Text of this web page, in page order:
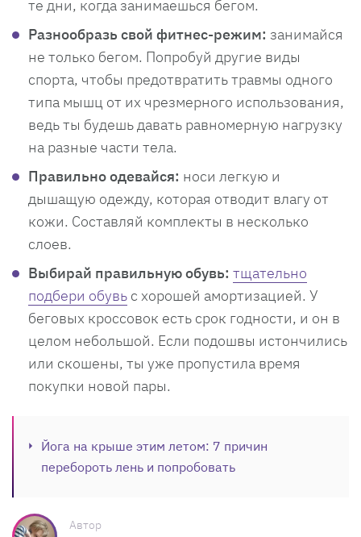
те дни, когда занимаешься бегом.
Разнообразь свой фитнес-режим: занимайся
не только бегом. Попробуй другие виды
спорта, чтобы предотвратить травмы одного
типа мышц от их чрезмерного использования,
ведь ты будешь давать равномерную нагрузку
на разные части тела.
Правильно одевайся: носи легкую и
дышащую одежду, которая отводит влагу от
кожи. Составляй комплекты в несколько
слоев.
Выбирай правильную обувь: тщательно
подбери обувь с хорошей амортизацией. У
беговых кроссовок есть срок годности, и он в
целом небольшой. Если подошвы истончились
или скошены, ты уже пропустила время
покупки новой пары.
Йога на крыше этим летом: 7 причин
перебороть лень и попробовать
Автор